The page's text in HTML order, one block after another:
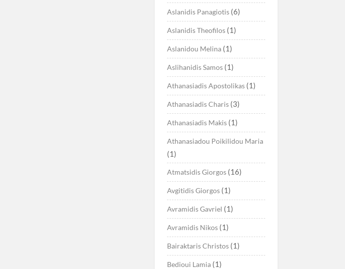
Aslanidis Panagiotis(6)
Aslanidis Theofilos(1)
Aslanidou Melina(1)
Aslihanidis Samos(1)
Athanasiadis Apostolikas(1)
Athanasiadis Charis(3)
Athanasiadis Makis(1)
Athanasiadou Poikilidou Maria
(1)
Atmatsidis Giorgos(16)
Avgitidis Giorgos(1)
Avramidis Gavriel (1)
Avramidis Nikos(1)
Bairaktaris Christos(1)
Bedioui Lamia(1)